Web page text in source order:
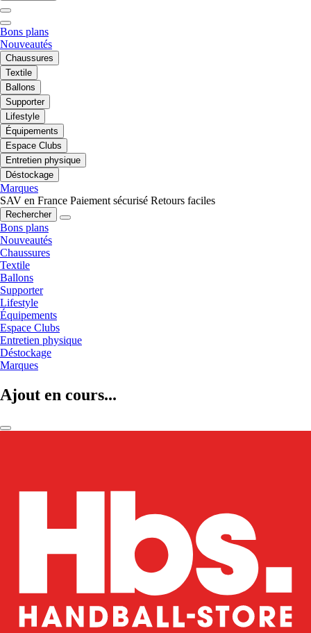
Bons plans
Nouveautés
Chaussures
Textile
Ballons
Supporter
Lifestyle
Équipements
Espace Clubs
Entretien physique
Déstockage
Marques
SAV en France Paiement sécurisé Retours faciles
Rechercher
Bons plans
Nouveautés
Chaussures
Textile
Ballons
Supporter
Lifestyle
Équipements
Espace Clubs
Entretien physique
Déstockage
Marques
Ajout en cours...